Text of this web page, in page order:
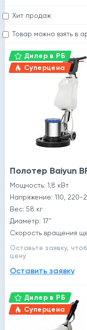
Хит продаж
Товар можно взять в
Дилер в РБ
Суперцена
Полотер Baiyun
Мощность: 1,8 кВт
Напряжение: 110, 220-
Вес: 58 кг
Диаметр: 17''
Скорость вращения
Оставьте заявку,
цену
Оставить заявку
Дилер в РБ
Суперцена